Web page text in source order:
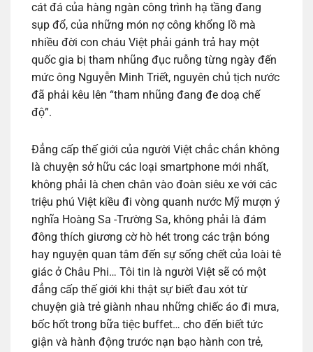
cát đá của hàng ngàn công trình hạ tầng đang
sụp đổ, của những món nợ công khổng lồ mà
nhiều đời con cháu Việt phải gánh trả hay một
quốc gia bị tham nhũng đục ruỗng từng ngày đến
mức ông Nguyễn Minh Triết, nguyên chủ tịch nước
đã phải kêu lên “tham nhũng đang đe doạ chế
độ”.
Đẳng cấp thế giới của người Việt chắc chắn không
là chuyện sở hữu các loại smartphone mới nhất,
không phải là chen chân vào đoàn siêu xe với các
triệu phú Việt kiều đi vòng quanh nước Mỹ mượn ý
nghĩa Hoàng Sa -Trường Sa, không phải là đám
đông thích giương cờ hò hét trong các trận bóng
hay nguyện quan tâm đến sự sống chết của loài tê
giác ở Châu Phi… Tôi tin là người Việt sẽ có một
đẳng cấp thế giới khi thật sự biết đau xót từ
chuyện già trẻ giành nhau những chiếc áo đi mưa,
bốc hốt trong bữa tiệc buffet… cho đến biết tức
giận và hành động trước nạn bạo hành con trẻ,